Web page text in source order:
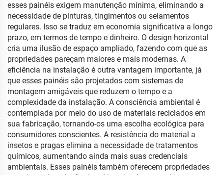
esses painéis exigem manutenção mínima, eliminando a
necessidade de pinturas, tingimentos ou selamentos
regulares. Isso se traduz em economia significativa a longo
prazo, em termos de tempo e dinheiro. O design horizontal
cria uma ilusão de espaço ampliado, fazendo com que as
propriedades pareçam maiores e mais modernas. A
eficiência na instalação é outra vantagem importante, já
que esses painéis são projetados com sistemas de
montagem amigáveis que reduzem o tempo e a
complexidade da instalação. A consciência ambiental é
contemplada por meio do uso de materiais reciclados em
sua fabricação, tornando-os uma escolha ecológica para
consumidores conscientes. A resistência do material a
insetos e pragas elimina a necessidade de tratamentos
químicos, aumentando ainda mais suas credenciais
ambientais. Esses painéis também oferecem propriedades